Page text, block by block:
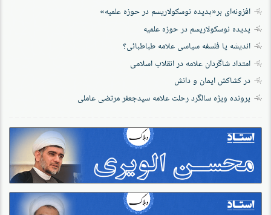
افزونه‌ای بر«پدیده نوسکولاریسم در حوزه‌ علمیه»
پدیده نوسکولاریسم در حوزه علمیه
اندیشه یا فلسفه سیاسی علامه طباطبائی؟
امتداد شاگردان علامه در انقلاب اسلامی
در کشاکش ایمان و دانش
پرونده‌ ویژه سالگرد رحلت علامه سیدجعفر مرتضی عاملی